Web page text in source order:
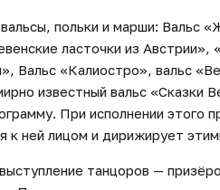
польки и марши: Вальс
ласточки из Австрии»,
Вальс «Калиостро», вальс
известный вальс «Сказки
При исполнении этого
ней лицом и дирижирует
танцоров —